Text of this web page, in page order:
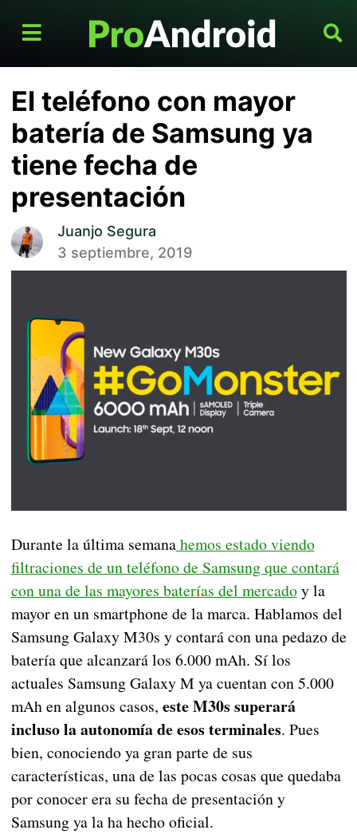
El teléfono con mayor
batería de Samsung ya
tiene fecha de
presentación
Juanjo Segura
3 septiembre, 2019
Durante la última semanahemos estado viendo
filtraciones de un teléfono de Samsung que contará
con una de las mayores baterías del mercadoy la
mayor en un smartphone de la marca. Hablamos del
Samsung Galaxy M30s y contará con una pedazo de
batería que alcanzará los 6.000 mAh. Sí los
actuales Samsung Galaxy M ya cuentan con 5.000
mAh en algunos casos, este M30s superará
incluso la autonomía de esos terminales. Pues
bien, conociendo ya gran parte de sus
características, una de las pocas cosas que quedaba
por conocer era su fecha de presentación y
Samsung ya la ha hecho oficial.